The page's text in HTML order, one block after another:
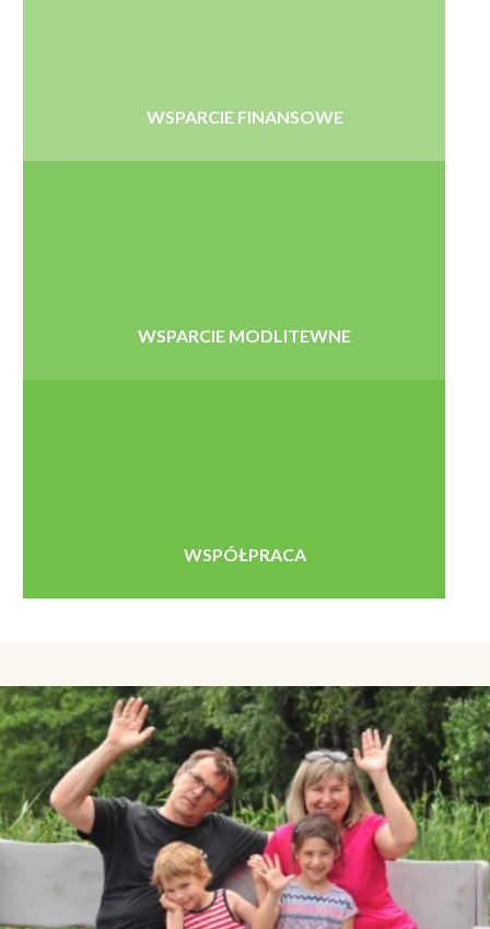
WSPARCIE FINANSOWE
WSPARCIE MODLITEWNE
WSPÓŁPRACA